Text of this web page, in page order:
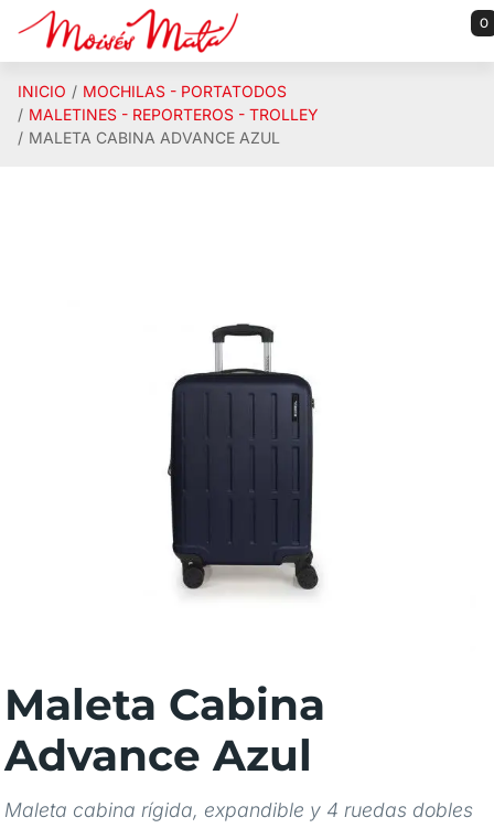
Saltar al contenido principal 0
INICIO
MOCHILAS - PORTATODOS
MALETINES - REPORTEROS - TROLLEY
MALETA CABINA ADVANCE AZUL
Maleta Cabina
Advance Azul
Maleta cabina rígida, expandible y 4 ruedas dobles